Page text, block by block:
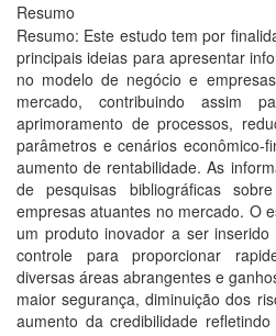
Resumo
Resumo: Este estudo tem por
principais ideias para apresentar
no modelo de negócio e
mercado, contribuindo assim
aprimoramento de processos,
parâmetros e cenários econômico-
aumento de rentabilidade. As
de pesquisas bibliográficas
empresas atuantes no mercado. O
um produto inovador a ser
controle para proporcionar
diversas áreas abrangentes e
maior segurança, diminuição dos
aumento da credibilidade